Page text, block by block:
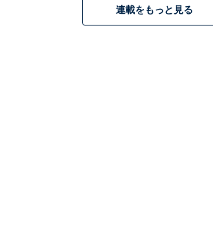
連載をもっと見る